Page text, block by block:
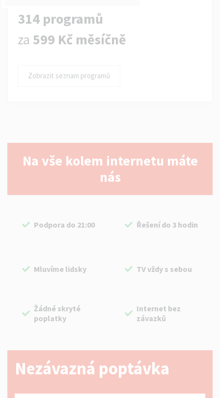
314 programů
za 599 Kč měsíčně
Zobrazit seznam programů
Na vše kolem internetu máte
nás
Podpora do 21:00 Řešení do 3 hodin
Mluvíme lidsky TV vždy s sebou
Žádné skryté
poplatky
Internet bez
závazků
Nezávazná poptávka